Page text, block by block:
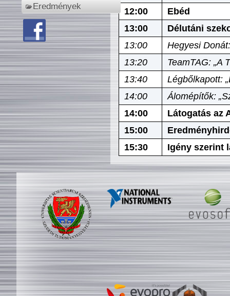
Eredmények
12:00
Ebéd
13:00
Délutáni
13:00
Hegyesi
13:20
TeamTAG: „A
13:40
Légbőlkapott:
14:00
Álomépítők:
14:00
Látogatás az
15:00
15:30
Igény szerint